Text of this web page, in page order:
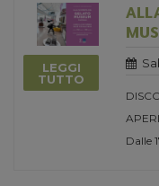
LEGGI
TUTTO
Dalle